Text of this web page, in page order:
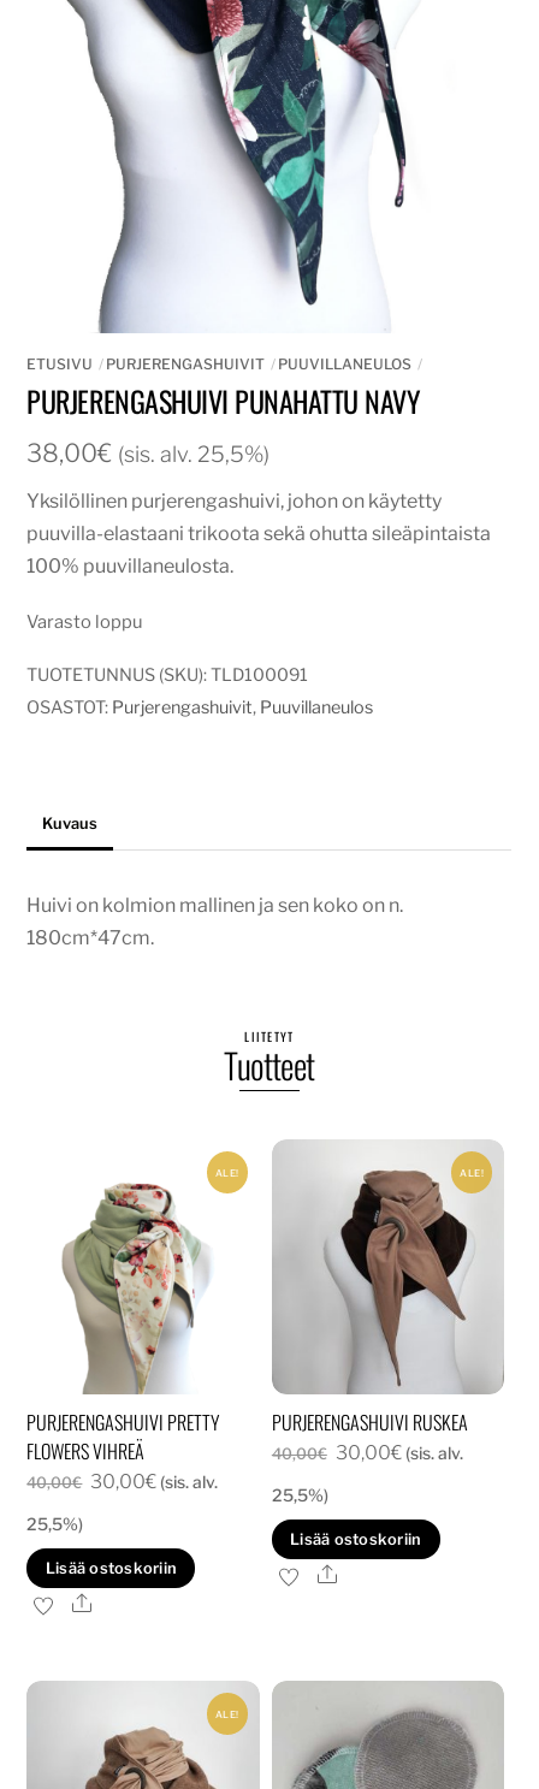
ETUSIVU PURJERENGASHUIVIT PUUVILLANEULOS
PURJERENGASHUIVI PUNAHATTU NAVY
38,00€ (sis. alv. 25,5%)
Yksilöllinen purjerengashuivi, johon on käytetty
puuvilla-elastaani trikoota sekä ohutta sileäpintaista
100% puuvillaneulosta.
Varasto loppu
TUOTETUNNUS (SKU):TLD100091
OSASTOT: Purjerengashuivit, Puuvillaneulos
Kuvaus
Huivi on kolmion mallinen ja sen koko on n.
180cm*47cm.
LIITETYT
Tuotteet
ALE!
PURJERENGASHUIVI PRETTY
FLOWERS VIHREÄ
40,00€ Alkuperäinen
oli:
40,00€.
30,00€Nykyinen
on:
30,00€.
(sis. alv.
25,5%)
Lisää ostoskoriin
Ale
ALE!
PURJERENGASHUIVI RUSKEA
40,00€ Alkuperäinen
oli:
40,00€.
30,00€Nykyinen
on:
30,00€.
(sis. alv.
25,5%)
Lisää ostoskoriin
Ale
ALE!